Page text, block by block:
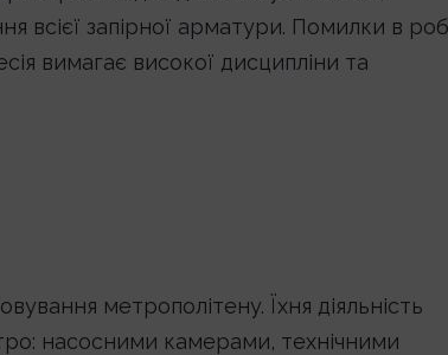
всієї запірної арматури. Помилки в
вимагає високої дисципліни та
метрополітену. Їхня діяльність
насосними камерами, технічними